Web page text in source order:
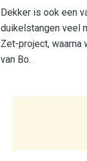
Dekker is ook een
duikelstangen veel
Zet-project, waarna
van Bo.